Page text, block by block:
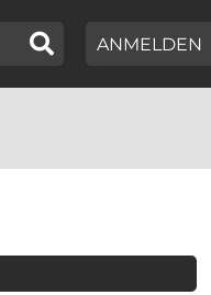
EIN SUCHWORT EIN,
ANMELDEN